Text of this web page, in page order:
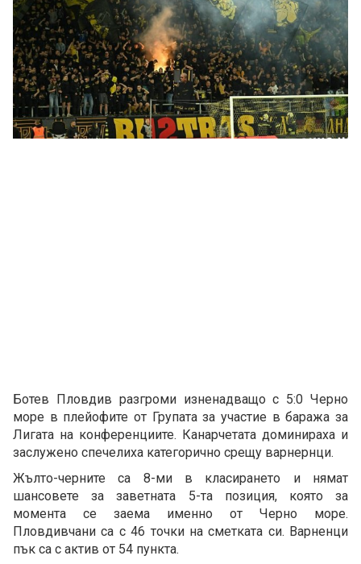
Ботев Пловдив разгроми изненадващо с 5:0 Черно
море в плейофите от Групата за участие в баража за
Лигата на конференциите. Канарчетата доминираха и
заслужено спечелиха категорично срещу варнернци.
Жълто-черните са 8-ми в класирането и нямат
шансовете за заветната 5-та позиция, която за
момента се заема именно от Черно море.
Пловдивчани са с 46 точки на сметката си. Варненци
пък са с актив от 54 пункта.